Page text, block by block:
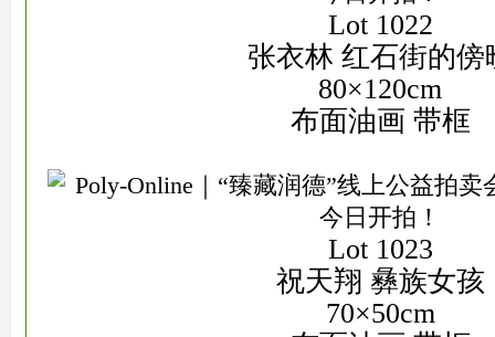
Lot 1022
张衣林 红石街的傍
80×120cm
布面油画 带框
Lot 1023
祝天翔 彝族女孩
70×50cm